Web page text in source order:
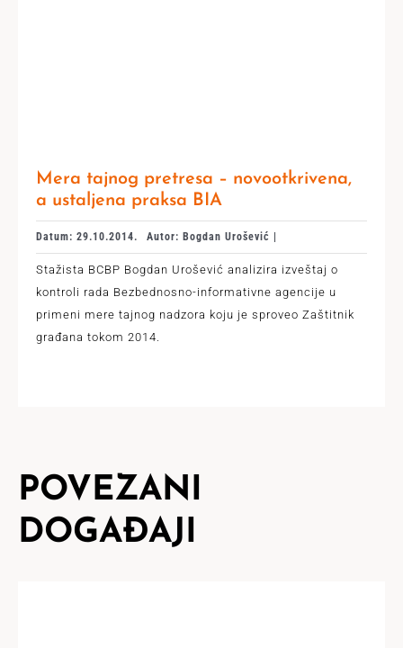
Mera tajnog pretresa – novootkrivena,
a ustaljena praksa BIA
Datum: 29.10.2014. Autor: Bogdan Urošević |
Stažista BCBP Bogdan Urošević analizira izveštaj o
kontroli rada Bezbednosno-informativne agencije u
primeni mere tajnog nadzora koju je sproveo Zaštitnik
građana tokom 2014.
POVEZANI
DOGAĐAJI